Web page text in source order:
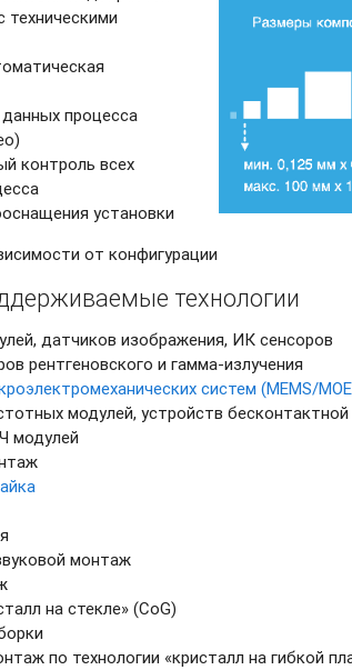
техническими
процесса
контроль всех
установки
от конфигурации
технологии
датчиков изображения, ИК сенсоров
рентгеновского и гамма-излучения
систем (MEMS/
модулей, устройств
модулей
монтаж
на стекле» (CоG)
по технологии «кристалл на гибкой